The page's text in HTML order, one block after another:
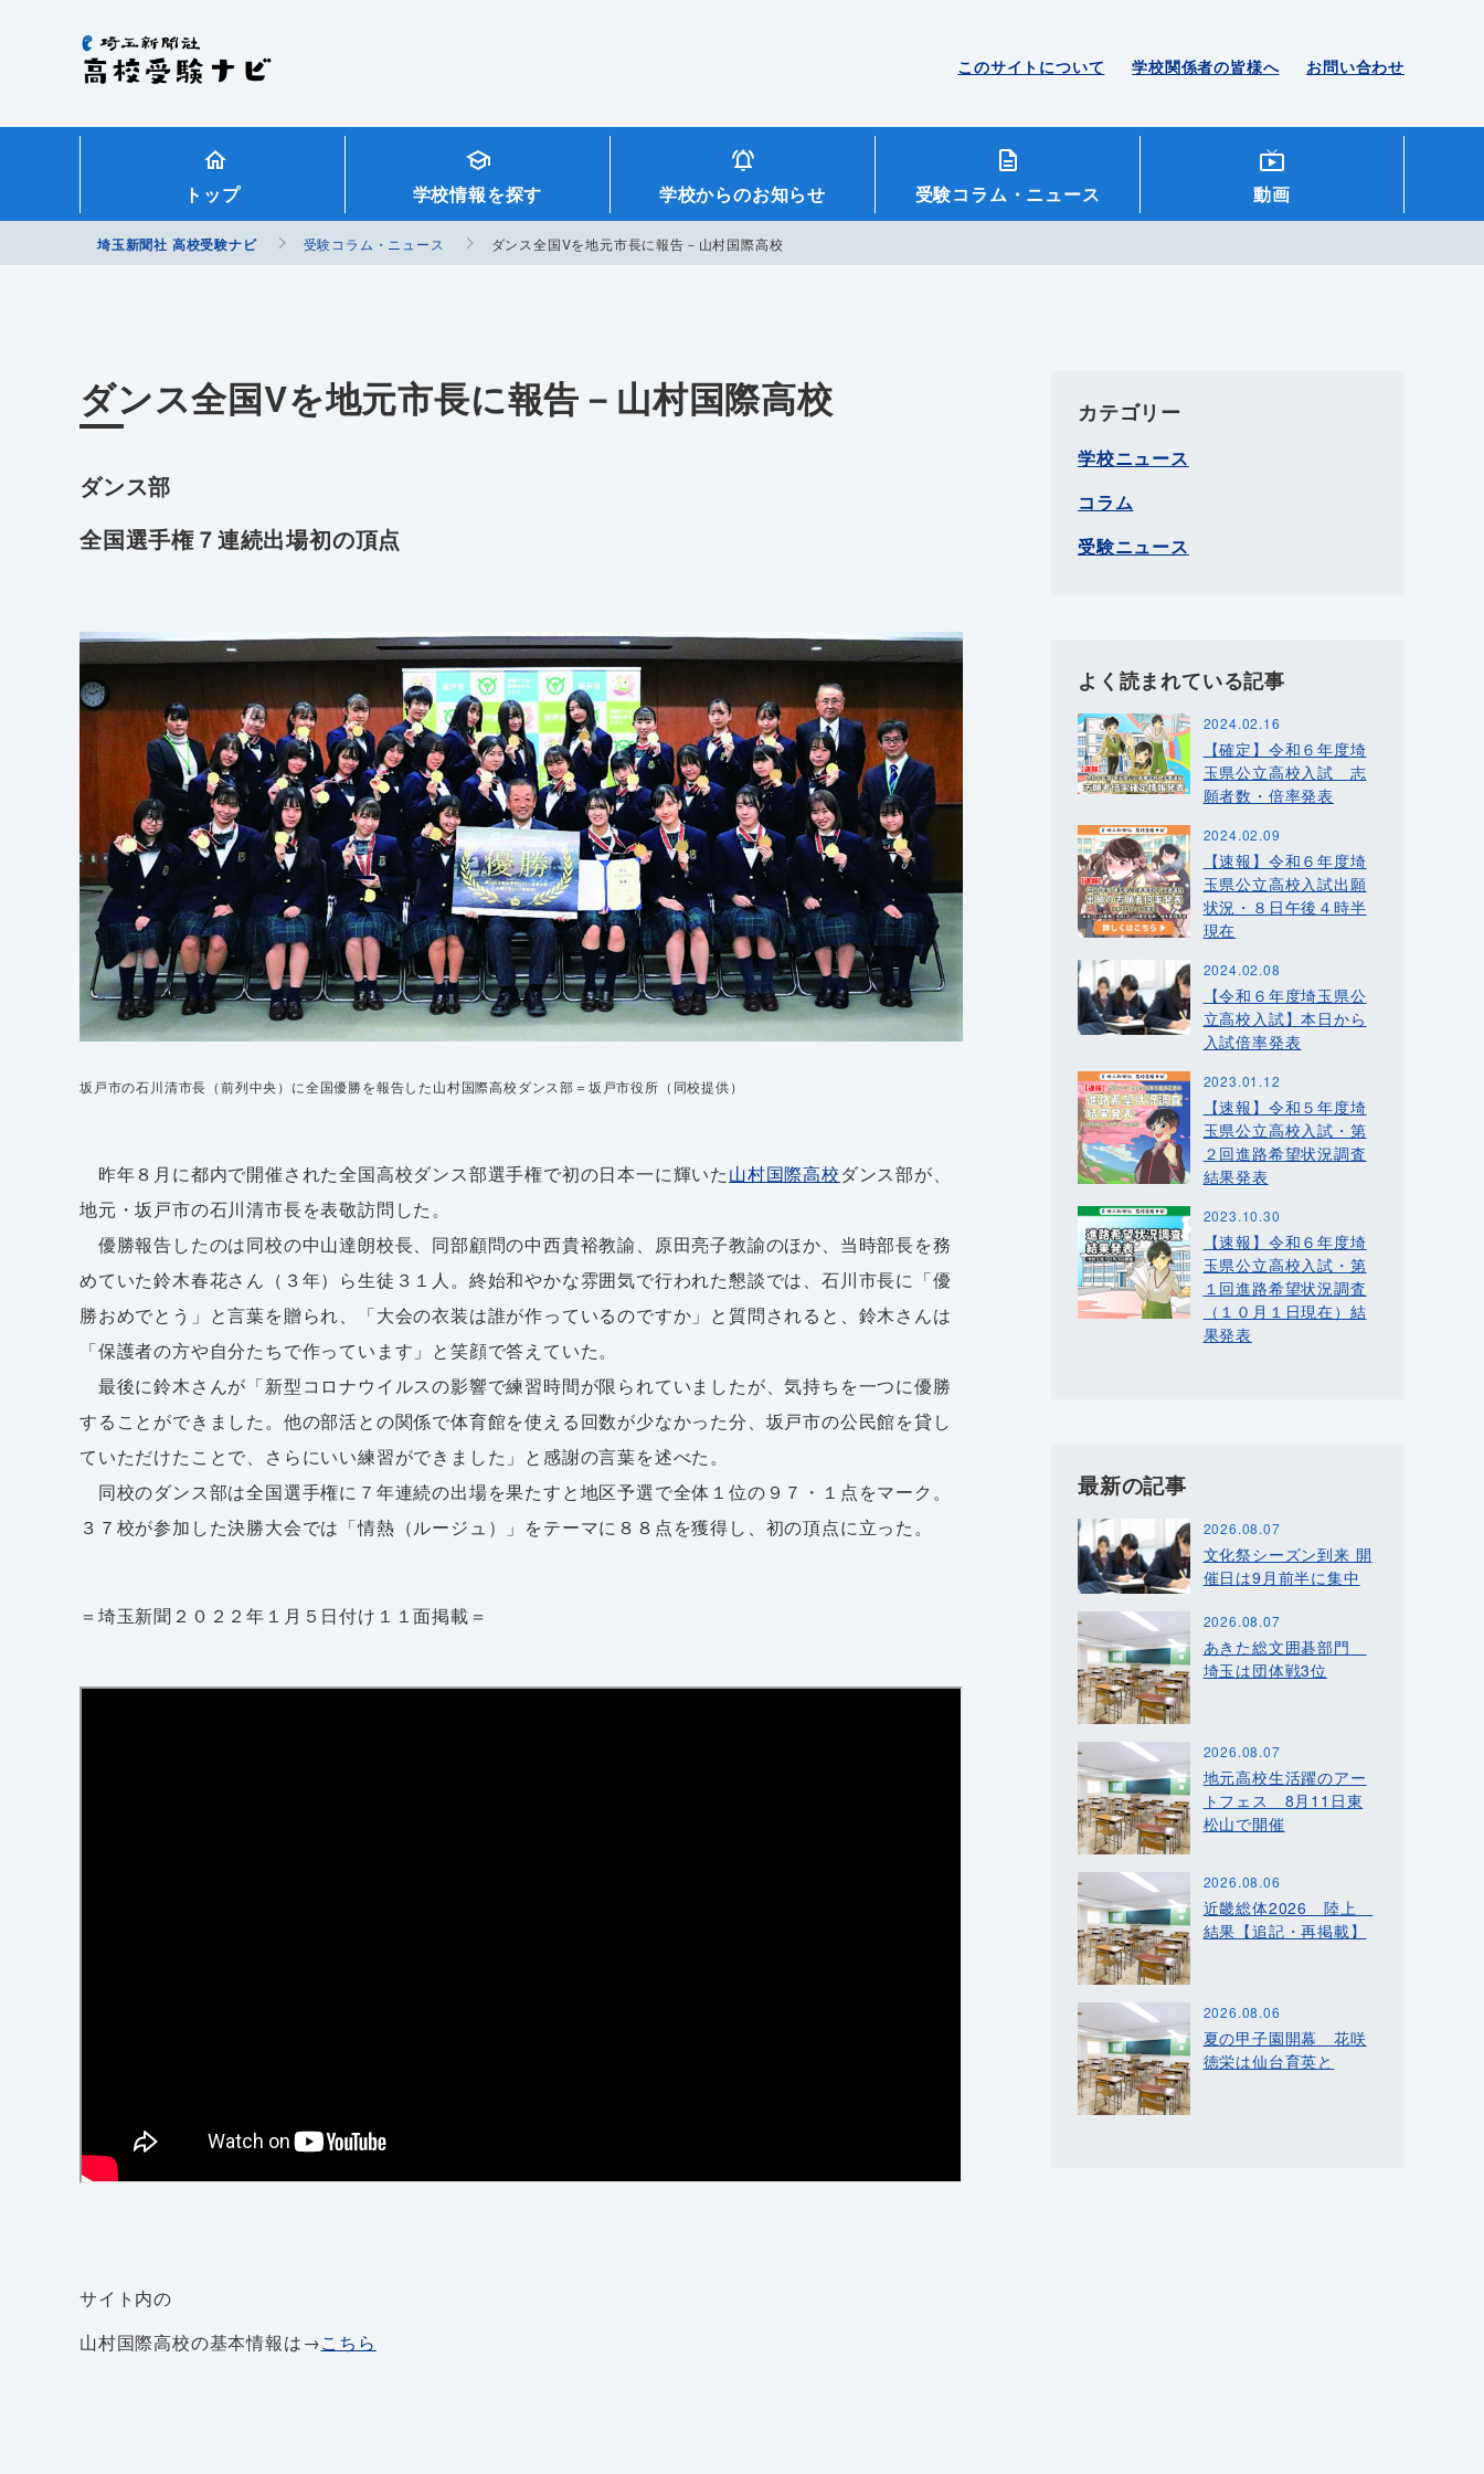
このサイトについて 学校関係者の皆様へ お問い合わせ
トップ 学校情報を探す 学校からのお知らせ 受験コラム ・ニュース 動画
埼玉新聞社 高校受験ナビ 受験コラム・ニュース ダンス全国Vを地元市長に報告－山村国際高校
ダンス全国Vを地元市長に報告－山村国際高校
ダンス部
全国選手権７連続出場初の頂点
坂戸市の石川清市長（前列中央）に全国優勝を報告した山村国際高校ダンス部＝坂戸市役所（同校提供）
昨年８月に都内で開催された全国高校ダンス部選手権で初の日本一に輝いた山村国際高校ダンス部が、
地元・坂戸市の石川清市長を表敬訪問した。
優勝報告したのは同校の中山達朗校長、同部顧問の中西貴裕教諭、原田亮子教諭のほか、当時部長を務
めていた鈴木春花さん（３年）ら生徒３１人。終始和やかな雰囲気で行われた懇談では、石川市長に「優
勝おめでとう」と言葉を贈られ、「大会の衣装は誰が作っているのですか」と質問されると、鈴木さんは
「保護者の方や自分たちで作っています」と笑顔で答えていた。
最後に鈴木さんが「新型コロナウイルスの影響で練習時間が限られていましたが、気持ちを一つに優勝
することができました。他の部活との関係で体育館を使える回数が少なかった分、坂戸市の公民館を貸し
ていただけたことで、さらにいい練習ができました」と感謝の言葉を述べた。
同校のダンス部は全国選手権に７年連続の出場を果たすと地区予選で全体１位の９７・１点をマーク。
３７校が参加した決勝大会では「情熱（ルージュ）」をテーマに８８点を獲得し、初の頂点に立った。
＝埼玉新聞２０２２年１月５日付け１１面掲載＝
サイト内の
山村国際高校の基本情報は→こちら
カテゴリー
学校ニュース
コラム
受験ニュース
よく読まれている記事
2024.02.16
【確定】令和６年度埼
玉県公立高校入試 志
願者数・倍率発表
2024.02.09
【速報】令和６年度埼
玉県公立高校入試出願
状況・８日午後４時半
現在
2024.02.08
【令和６年度埼玉県公
立高校入試】本日から
入試倍率発表
2023.01.12
【速報】令和５年度埼
玉県公立高校入試・第
２回進路希望状況調査
結果発表
2023.10.30
【速報】令和６年度埼
玉県公立高校入試・第
１回進路希望状況調査
（１０月１日現在）結
果発表
最新の記事
2026.08.07
文化祭シーズン到来 開
催日は9月前半に集中
2026.08.07
あきた総文囲碁部門
埼玉は団体戦3位
2026.08.07
地元高校生活躍のアー
トフェス 8月11日東
松山で開催
2026.08.06
近畿総体2026 陸上
結果【追記・再掲載】
2026.08.06
夏の甲子園開幕 花咲
徳栄は仙台育英と